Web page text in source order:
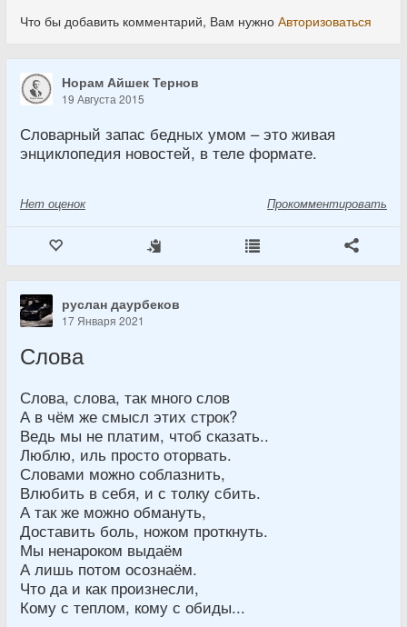
Что бы добавить комментарий, Вам нужно Авторизоваться
Норам Айшек Тернов
19 Августа 2015
Словарный запас бедных умом – это живая
энциклопедия новостей, в теле формате.
Нет оценок Прокомментировать
руслан даурбеков
17 Января 2021
Слова
Слова, слова, так много слов
А в чём же смысл этих строк?
Ведь мы не платим, чтоб сказать..
Люблю, иль просто оторвать.
Словами можно соблазнить,
Влюбить в себя, и с толку сбить.
А так же можно обмануть,
Доставить боль, ножом проткнуть.
Мы ненароком выдаём
А лишь потом осознаём.
Что да и как произнесли,
Кому с теплом, кому с обиды...